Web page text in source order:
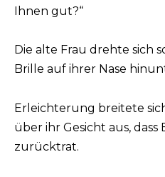
Ihnen gut?“
Die alte Frau drehte sich
Brille auf ihrer Nase
Erleichterung breitete
über ihr Gesicht aus,
zurücktrat.